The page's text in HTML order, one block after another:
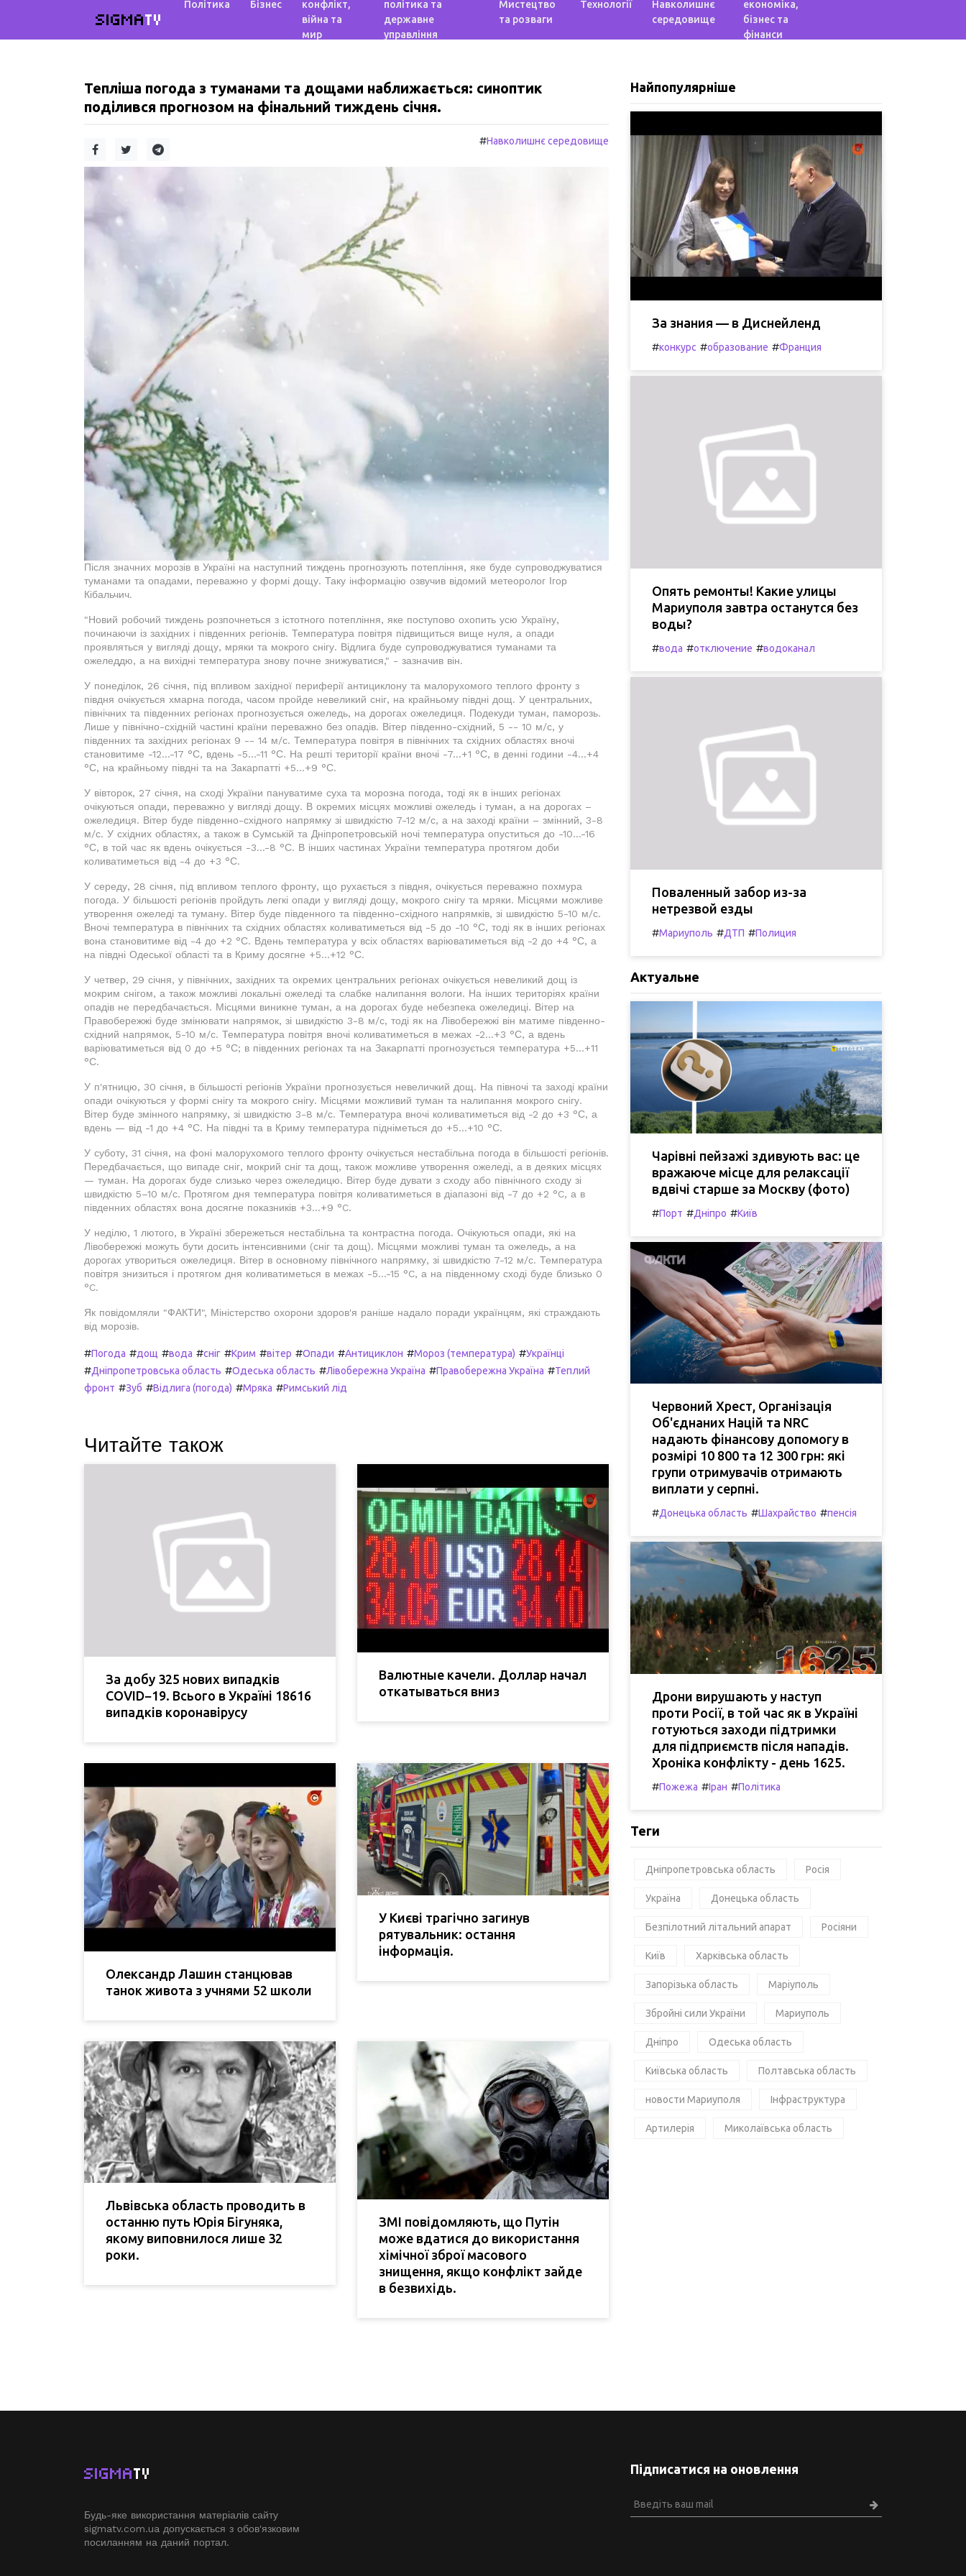
SIGMATV
Політика Бізнес
конфлікт,
війна та
мир
політика та
державне
управління
Мистецтво
та розваги
Технології
Навколишнє
середовище
економіка,
бізнес та
фінанси
Тепліша погода з туманами та дощами наближається: синоптик
поділився прогнозом на фінальний тиждень січня.
#Навколишнє середовище
Після значних морозів в Україні на наступний тиждень прогнозують потепління, яке буде супроводжуватися
туманами та опадами, переважно у формі дощу. Таку інформацію озвучив відомий метеоролог Ігор
Кібальчич.
"Новий робочий тиждень розпочнеться з істотного потепління, яке поступово охопить усю Україну,
починаючи із західних і південних регіонів. Температура повітря підвищиться вище нуля, а опади
проявляться у вигляді дощу, мряки та мокрого снігу. Відлига буде супроводжуватися туманами та
ожеледдю, а на вихідні температура знову почне знижуватися," - зазначив він.
У понеділок, 26 січня, під впливом західної периферії антициклону та малорухомого теплого фронту з
півдня очікується хмарна погода, часом пройде невеликий сніг, на крайньому півдні дощ. У центральних,
північних та південних регіонах прогнозується ожеледь, на дорогах ожеледиця. Подекуди туман, паморозь.
Лише у північно-східній частині країни переважно без опадів. Вітер південно-східний, 5 -- 10 м/с, у
південних та західних регіонах 9 -- 14 м/с. Температура повітря в північних та східних областях вночі
становитиме -12...-17 °С, вдень -5...-11 °С. На решті території країни вночі -7...+1 °С, в денні години -4...+4
°С, на крайньому півдні та на Закарпатті +5...+9 °С.
У вівторок, 27 січня, на сході України пануватиме суха та морозна погода, тоді як в інших регіонах
очікуються опади, переважно у вигляді дощу. В окремих місцях можливі ожеледь і туман, а на дорогах –
ожеледиця. Вітер буде південно-східного напрямку зі швидкістю 7-12 м/с, а на заході країни – змінний, 3-8
м/с. У східних областях, а також в Сумській та Дніпропетровській ночі температура опуститься до -10...-16
°С, в той час як вдень очікується -3...-8 °С. В інших частинах України температура протягом доби
коливатиметься від -4 до +3 °С.
У середу, 28 січня, під впливом теплого фронту, що рухається з півдня, очікується переважно похмура
погода. У більшості регіонів пройдуть легкі опади у вигляді дощу, мокрого снігу та мряки. Місцями можливе
утворення ожеледі та туману. Вітер буде південного та південно-східного напрямків, зі швидкістю 5-10 м/с.
Вночі температура в північних та східних областях коливатиметься від -5 до -10 °С, тоді як в інших регіонах
вона становитиме від -4 до +2 °С. Вдень температура у всіх областях варіюватиметься від -2 до +4 °С, а
на півдні Одеської області та в Криму досягне +5...+12 °С.
У четвер, 29 січня, у північних, західних та окремих центральних регіонах очікується невеликий дощ із
мокрим снігом, а також можливі локальні ожеледі та слабке налипання вологи. На інших територіях країни
опадів не передбачається. Місцями виникне туман, а на дорогах буде небезпека ожеледиці. Вітер на
Правобережжі буде змінювати напрямок, зі швидкістю 3-8 м/с, тоді як на Лівобережжі він матиме південно-
східний напрямок, 5-10 м/с. Температура повітря вночі коливатиметься в межах -2...+3 °С, а вдень
варіюватиметься від 0 до +5 °С; в південних регіонах та на Закарпатті прогнозується температура +5...+11
°С.
У п'ятницю, 30 січня, в більшості регіонів України прогнозується невеличкий дощ. На півночі та заході країни
опади очікуються у формі снігу та мокрого снігу. Місцями можливий туман та налипання мокрого снігу.
Вітер буде змінного напрямку, зі швидкістю 3-8 м/с. Температура вночі коливатиметься від -2 до +3 °С, а
вдень — від -1 до +4 °С. На півдні та в Криму температура підніметься до +5...+10 °С.
У суботу, 31 січня, на фоні малорухомого теплого фронту очікується нестабільна погода в більшості регіонів.
Передбачається, що випаде сніг, мокрий сніг та дощ, також можливе утворення ожеледі, а в деяких місцях
— туман. На дорогах буде слизько через ожеледицю. Вітер буде дувати з сходу або північного сходу зі
швидкістю 5–10 м/с. Протягом дня температура повітря коливатиметься в діапазоні від -7 до +2 °C, а в
південних областях вона досягне показників +3...+9 °C.
У неділю, 1 лютого, в Україні збережеться нестабільна та контрастна погода. Очікуються опади, які на
Лівобережжі можуть бути досить інтенсивними (сніг та дощ). Місцями можливі туман та ожеледь, а на
дорогах утвориться ожеледиця. Вітер в основному північного напрямку, зі швидкістю 7-12 м/с. Температура
повітря знизиться і протягом дня коливатиметься в межах -5...-15 °C, а на південному сході буде близько 0
°C.
Як повідомляли "ФАКТИ", Міністерство охорони здоров'я раніше надало поради українцям, які страждають
від морозів.
#Погода #дощ #вода #сніг #Крим #вітер #Опади #Антициклон #Мороз (температура) #Українці
#Дніпропетровська область #Одеська область #Лівобережна Україна #Правобережна Україна #Теплий
фронт #Зуб #Відлига (погода) #Мряка #Римський лід
Читайте також
За добу 325 нових випадків
COVID−19. Всього в Україні 18616
випадків коронавірусу
Валютные качели. Доллар начал
откатываться вниз
Олександр Лашин станцював
танок живота з учнями 52 школи
У Києві трагічно загинув
рятувальник: остання
інформація.
Львівська область проводить в
останню путь Юрія Бігуняка,
якому виповнилося лише 32
роки.
ЗМІ повідомляють, що Путін
може вдатися до використання
хімічної зброї масового
знищення, якщо конфлікт зайде
в безвихідь.
Найпопулярніше
За знания — в Диснейленд
#конкурс #образование #Франция
Опять ремонты! Какие улицы
Мариуполя завтра останутся без
воды?
#вода #отключение #водоканал
Поваленный забор из-за
нетрезвой езды
#Мариуполь #ДТП #Полиция
Актуальне
Чарівні пейзажі здивують вас: це
вражаюче місце для релаксації
вдвічі старше за Москву (фото)
#Порт #Дніпро #Київ
Червоний Хрест, Організація
Об'єднаних Націй та NRC
надають фінансову допомогу в
розмірі 10 800 та 12 300 грн: які
групи отримувачів отримають
виплати у серпні.
#Донецька область #Шахрайство #пенсія
Дрони вирушають у наступ
проти Росії, в той час як в Україні
готуються заходи підтримки
для підприємств після нападів.
Хроніка конфлікту - день 1625.
#Пожежа #Іран #Політика
Теги
Дніпропетровська область Росія
Україна Донецька область
Безпілотний літальний апарат Росіяни
Київ Харківська область
Запорізька область Маріуполь
Збройні сили України Мариуполь
Дніпро Одеська область
Київська область Полтавська область
новости Мариуполя Інфраструктура
Артилерія Миколаївська область
SIGMATV
Будь-яке використання матеріалів сайту
sigmatv.com.ua допускається з обов'язковим
посиланням на даний портал.
Підписатися на оновлення